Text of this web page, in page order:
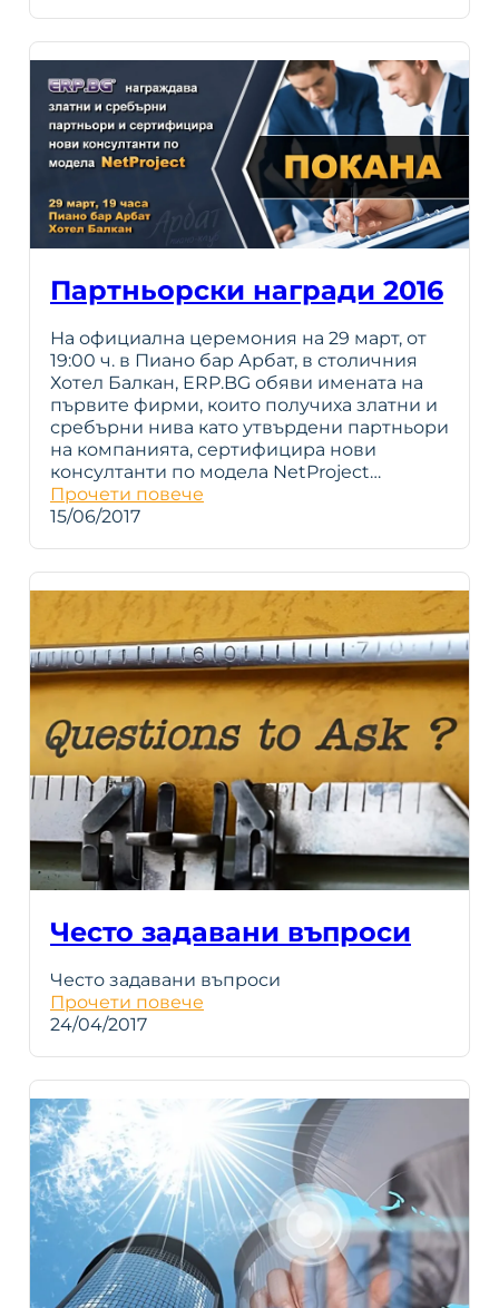
Партньорски награди 2016
На официална церемония на 29 март, от
19:00 ч. в Пиано бар Арбат, в столичния
Хотел Балкан, ERP.BG обяви имената на
първите фирми, които получиха златни и
сребърни нива като утвърдени партньори
на компанията, сертифицира нови
консултанти по модела NetProject…
Прочети повече
15/06/2017
Често задавани въпроси
Често задавани въпроси
Прочети повече
24/04/2017